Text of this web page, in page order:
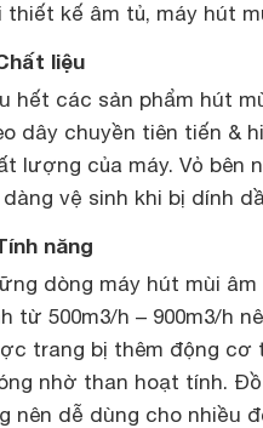
thiết kế âm tủ, máy hút
liệu
hết các sản phẩm hút
dây chuyền tiên tiến &
lượng của máy. Vỏ bên
vệ sinh khi bị dính
năng
dòng máy hút mùi
từ 500m3/h – 900m3/h
trang bị thêm động cơ
nhờ than hoạt tính.
nên dễ dùng cho nhiều